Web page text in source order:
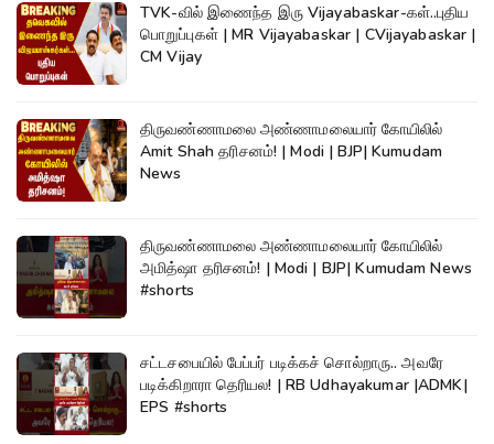
TVK-வில் இணைந்த இரு Vijayabaskar-கள்..புதிய
பொறுப்புகள் | MR Vijayabaskar | CVijayabaskar |
CM Vijay
திருவண்ணாமலை அண்ணாமலையார் கோயிலில்
Amit Shah தரிசனம்! | Modi | BJP| Kumudam
News
திருவண்ணாமலை அண்ணாமலையார் கோயிலில்
அமித்ஷா தரிசனம்! | Modi | BJP| Kumudam News
#shorts
சட்டசபையில் பேப்பர் படிக்கச் சொல்றாரு.. அவரே
படிக்கிறாரா தெரியல! | RB Udhayakumar |ADMK|
EPS #shorts